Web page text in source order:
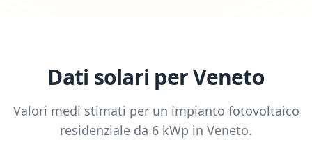
Dati solari perVeneto
Valori medi stimati per un impianto fotovoltaico
residenziale da 6 kWp in Veneto.